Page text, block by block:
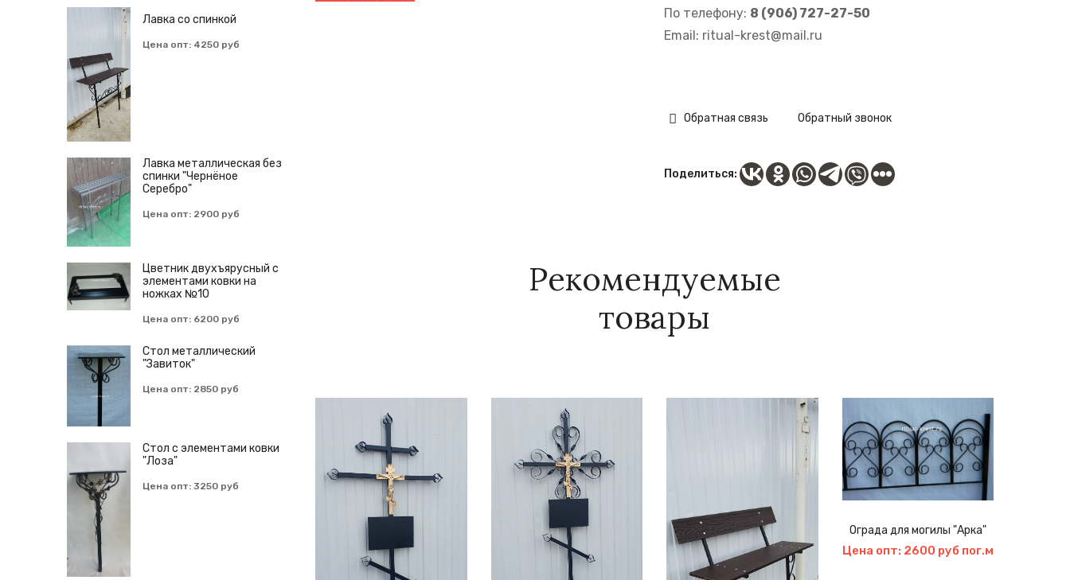
По телефону: 8 (906) 727-27-50
Email: ritual-krest@mail.ru
Обратная связь Обратный звонок
Поделиться:
Рекомендуемые
товары
Ограда для могилы "Арка"
Цена опт: 2600 руб пог.м
Лавка со спинкой
Цена опт: 4250 руб
Лавка металлическая без
спинки "Чернёное
Серебро"
Цена опт: 2900 руб
Цветник двухъярусный с
элементами ковки на
ножках №10
Цена опт: 6200 руб
Cтол металлический
"Завиток"
Цена опт: 2850 руб
Стол с элементами ковки
"Лоза"
Цена опт: 3250 руб